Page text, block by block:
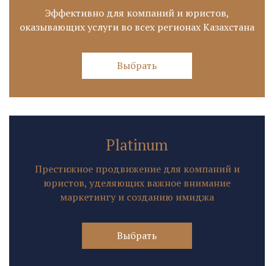
Эффективно для компаний и юристов,
оказывающих услуги во всех регионах Казахстана
Выбрать
Platinum
Престижное продвижение для компаний и
юристов, уделяющих важное внимание
маркетингу и созданию имиджа
Выбрать